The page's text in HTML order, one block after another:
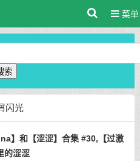
菜单
索
闪光
】和【涩涩】合集 #30,【过激
的涩涩